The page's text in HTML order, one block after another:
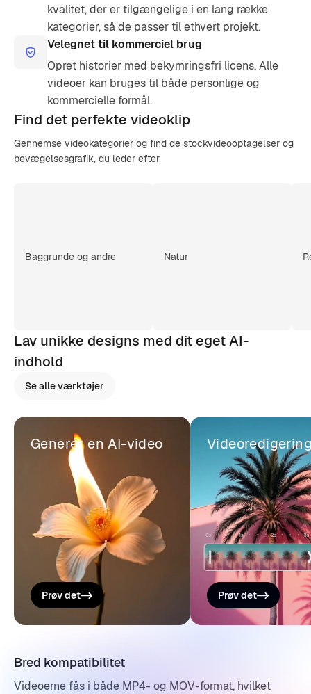
kvalitet, der er tilgængelige i en lang række
kategorier, så de passer til ethvert projekt.
Velegnet til kommerciel brug
Opret historier med bekymringsfri licens. Alle
videoer kan bruges til både personlige og
kommercielle formål.
Find det perfekte videoklip
Gennemse videokategorier og find de stockvideooptagelser og
bevægelsesgrafik, du leder efter
Baggrunde og andre Natur
Lav unikke designs med dit eget AI-
indhold
Se alle værktøjer
Generér en AI-video
Prøv det Prøv det
Bred kompatibilitet
Videoerne fås i både MP4- og MOV-format, hvilket